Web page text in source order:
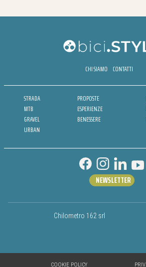
CHI SIAMO CONTATTI
STRADA
MTB
GRAVEL
URBAN
PROPOSTE
ESPERIENZE
BENESSERE
Chilometro 162 srl
NEWSLETTER
COOKIE POLICY